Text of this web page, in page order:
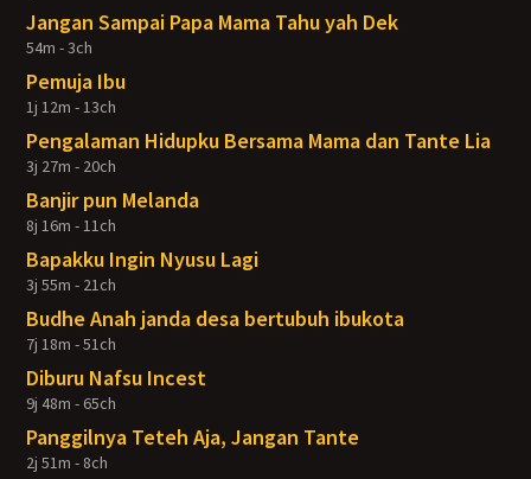
Jangan Sampai Papa Mama Tahu yah Dek
54m - 3ch
Pemuja Ibu
1j 12m - 13ch
Pengalaman Hidupku Bersama Mama dan Tante Lia
3j 27m - 20ch
Banjir pun Melanda
8j 16m - 11ch
Bapakku Ingin Nyusu Lagi
3j 55m - 21ch
Budhe Anah janda desa bertubuh ibukota
7j 18m - 51ch
Diburu Nafsu Incest
9j 48m - 65ch
Panggilnya Teteh Aja, Jangan Tante
2j 51m - 8ch